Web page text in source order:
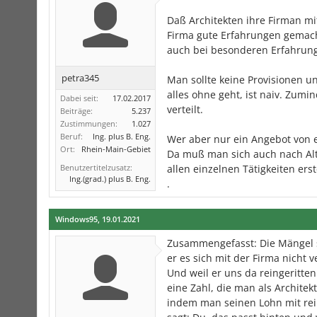
petra345
Dabei seit:
17.02.2017
Beiträge:
5.237
Zustimmungen:
1.027
Beruf:
Ing. plus B. Eng.
Ort:
Rhein-Main-Gebiet
Benutzertitelzusatz:
Ing.(grad.) plus B. Eng.
Daß Architekten ihre Firman
Firma gute Erfahrungen
auch bei besonderen
Man sollte keine Provisionen
alles ohne geht, ist naiv.
verteilt.
Wer aber nur ein Angebot von
Da muß man sich auch nach
allen einzelnen Tätigkeiten
.
Windows95, 19.01.2021
Zusammengefasst: Die
er es sich mit der Firma nicht
Und weil er uns da
eine Zahl, die man als
indem man seinen Lohn mit